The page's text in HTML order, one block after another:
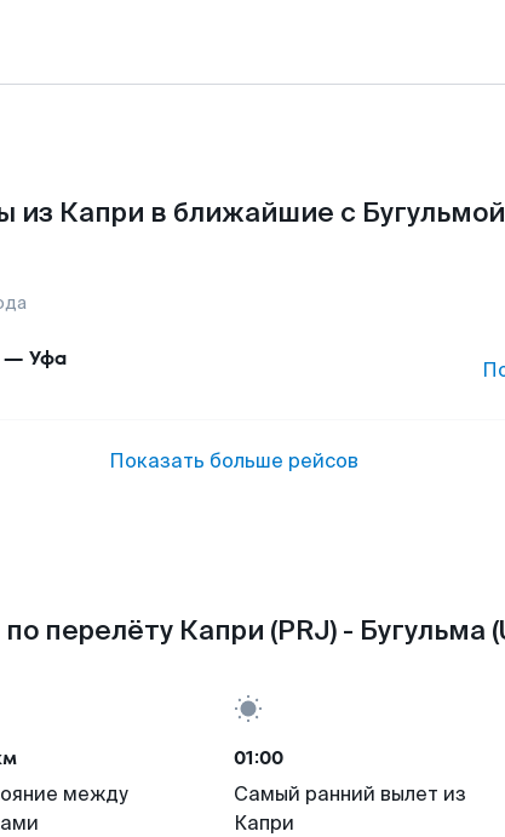
из Капри в ближайшие с
— Уфа
Показать больше рейсов
перелёту Капри (PRJ) - Бугульма
между
01:00
Самый ранний вылет из
Капри